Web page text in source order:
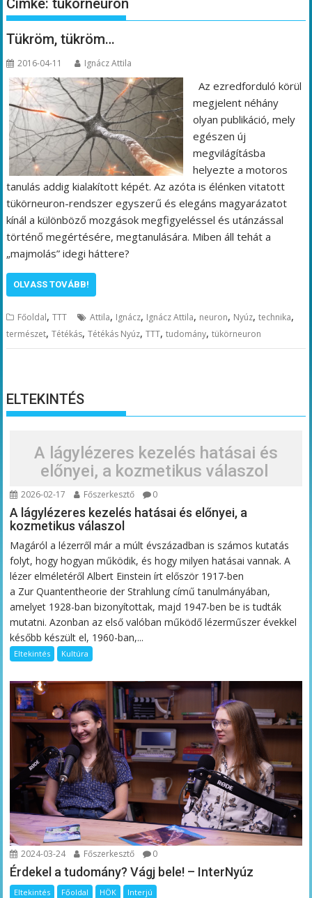
Címke:tükörneuron
Tükröm, tükröm…
2016-04-11 Ignácz Attila
Az ezredforduló körül
megjelent néhány
olyan publikáció, mely
egészen új
megvilágításba
helyezte a motoros
tanulás addig kialakított képét. Az azóta is élénken vitatott
tükörneuron-rendszer egyszerű és elegáns magyarázatot
kínál a különböző mozgások megfigyeléssel és utánzással
történő megértésére, megtanulására. Miben áll tehát a
„majmolás” idegi háttere?
OLVASS TOVÁBB!
Főoldal,TTT Attila, Ignácz, Ignácz Attila, neuron, Nyúz,technika,
természet,Tétékás,Tétékás Nyúz,TTT,tudomány,tükörneuron
ELTEKINTÉS
A lágylézeres kezelés hatásai és
előnyei, a kozmetikus válaszol
2026-02-17 Főszerkesztő 0
A lágylézeres kezelés hatásai és előnyei, a
kozmetikus válaszol
Magáról a lézerről már a múlt évszázadban is számos kutatás
folyt, hogy hogyan működik, és hogy milyen hatásai vannak. A
lézer elméletéről Albert Einstein írt először 1917-ben
a Zur Quantentheorie der Strahlung című tanulmányában,
amelyet 1928-ban bizonyítottak, majd 1947-ben be is tudták
mutatni. Azonban az első valóban működő lézerműszer évekkel
később készült el, 1960-ban,...
Eltekintés Kultúra
2024-03-24 Főszerkesztő 0
Érdekel a tudomány? Vágj bele! – InterNyúz
Eltekintés Főoldal HÖK Interjú